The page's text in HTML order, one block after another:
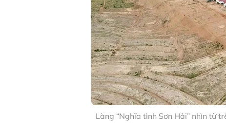
Làng “Nghĩa tình Sơn Hải” nhìn từ